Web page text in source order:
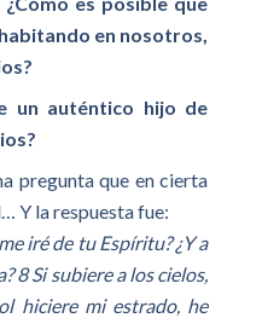
en nosotros,
un auténtico hijo de
pregunta que en cierta
Y la respuesta fue:
iré de tu Espíritu? ¿Y a
8 Si subiere a los cielos,
hiciere mi estrado, he